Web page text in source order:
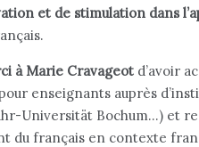
et de stimulation dans
à Marie Cravageot d’avoir
enseignants auprès
Universität Bochum…) et
du français en contexte